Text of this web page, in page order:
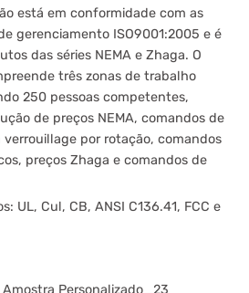
está em conformidade com as
gerenciamento ISO9001:2005 e é
das séries NEMA e Zhaga. O
três zonas de trabalho
250 pessoas competentes,
de preços NEMA, comandos de
por rotação, comandos
preços Zhaga e comandos de
UL, Cul, CB, ANSI C136.41, FCC e